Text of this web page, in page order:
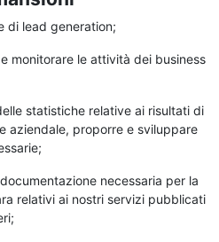
di lead generation;
monitorare le attività dei business
statistiche relative ai risultati di
aziendale, proporre e sviluppare
necessaria per la
relativi ai nostri servizi pubblicati